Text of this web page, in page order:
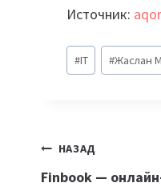
Источник:
Метки
записи:
#IT #Жаслан
НАЗАД
Finbook —